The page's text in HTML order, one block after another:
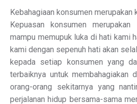
Kebahagiaan konsumen merupakan
Kepuasan konsumen
mampu memupuk luka di hati kami
kami dengan sepenuh hati akan
kepada setiap konsumen yang
terbaiknya untuk membahagiakan
orang-orang sekitarnya yang
perjalanan hidup bersama-sama